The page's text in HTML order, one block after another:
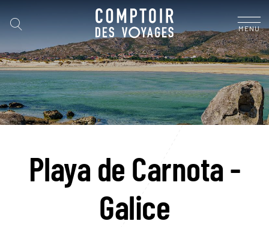
MENU
Playa de Carnota -
Galice